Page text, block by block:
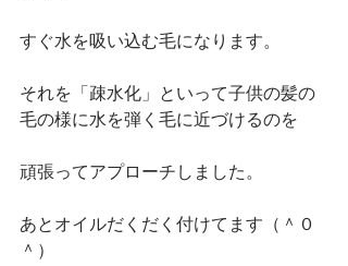
すぐ水を吸い込む毛になります。
それを「疎水化」といって子供の髪の
毛の様に水を弾く毛に近づけるのを
頑張ってアプローチしました。
あとオイルだくだく付けてます（＾０
＾）